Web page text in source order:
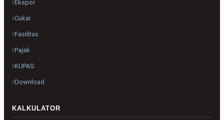
Ekspor
Cukai
Fasilitas
Pajak
KUPAS
Download
KALKULATOR